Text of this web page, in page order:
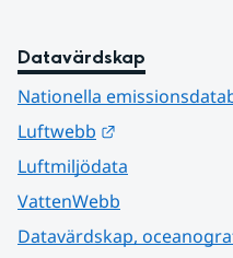
Datavärdskap
Nationella
Luftwebb
Luftmiljödata
VattenWebb
Datavärdskap,